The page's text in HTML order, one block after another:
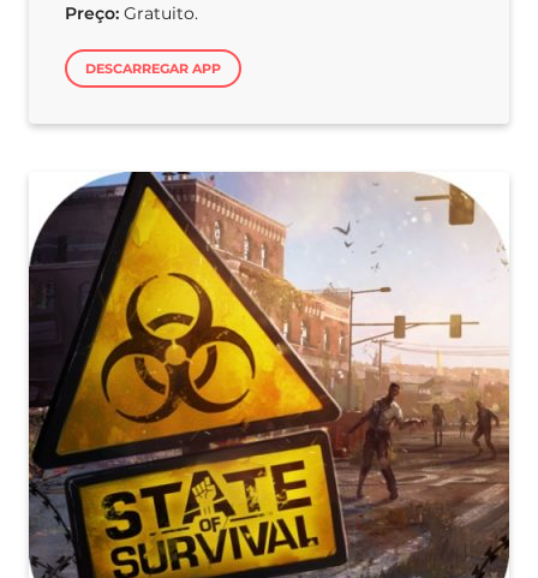
Preço: Gratuito.
DESCARREGAR APP